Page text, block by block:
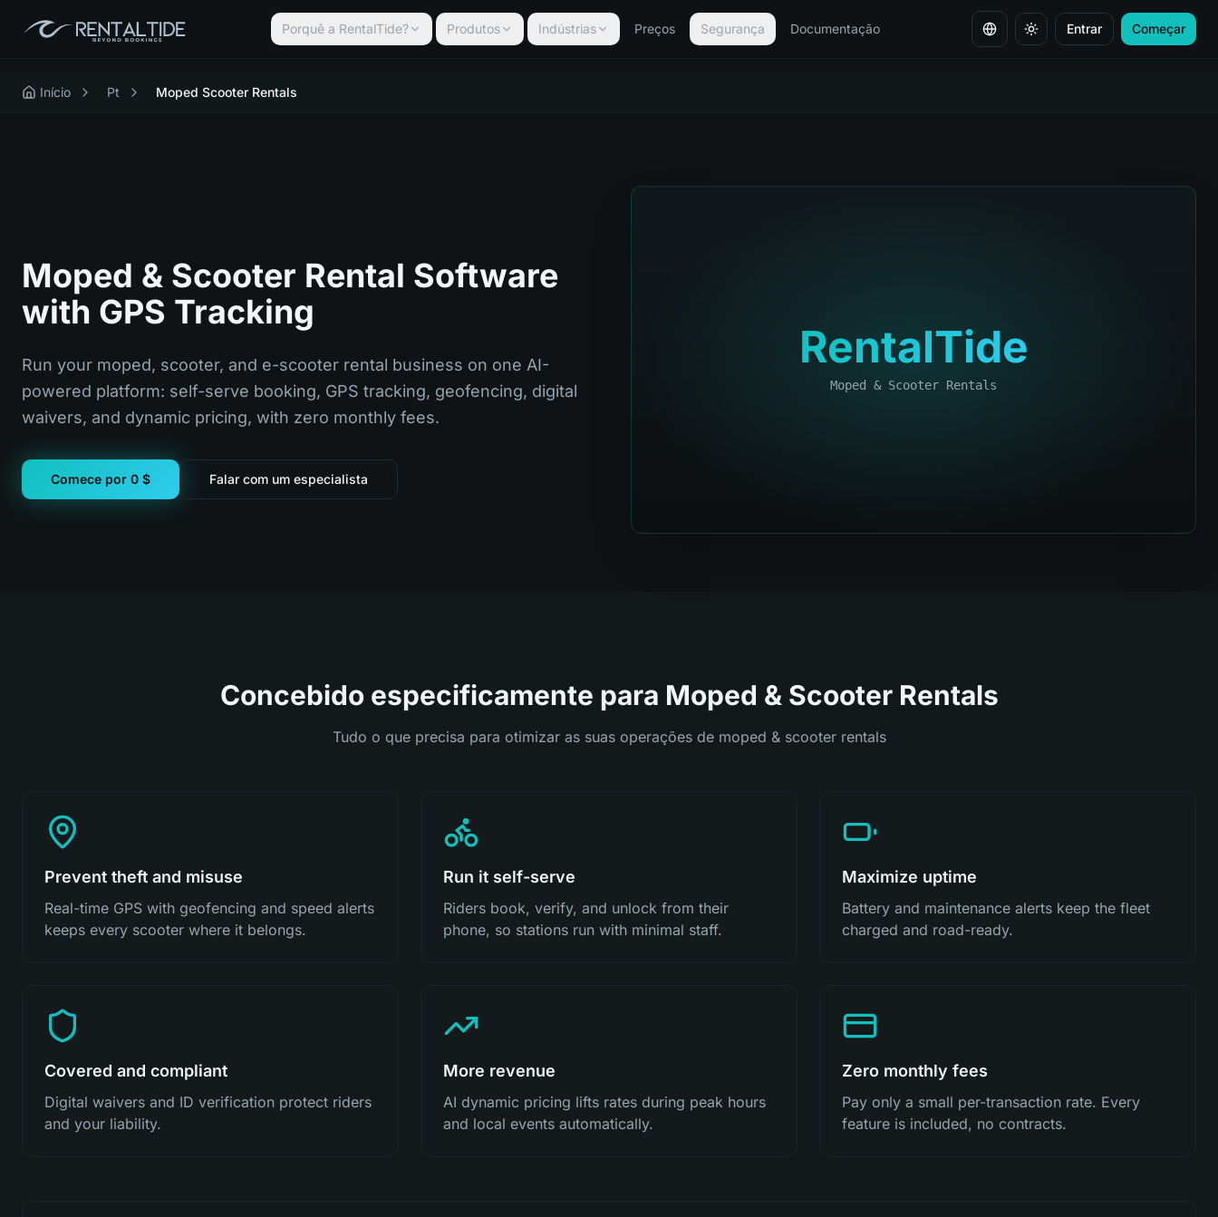
Porquê a RentalTide? Produtos Indústrias Preços Segurança Documentação Mudar de idioma
Entrar Começar
Início Pt Moped Scooter Rentals
Moped & Scooter Rental Software
with GPS Tracking
Run your moped, scooter, and e-scooter rental business on one AI-
powered platform: self-serve booking, GPS tracking, geofencing, digital
waivers, and dynamic pricing, with zero monthly fees.
Comece por 0 $ Falar com um especialista
RentalTide
Moped & Scooter Rentals
Concebido especificamente para Moped & Scooter Rentals
Tudo o que precisa para otimizar as suas operações de moped & scooter rentals
Prevent theft and misuse
Real-time GPS with geofencing and speed alerts
keeps every scooter where it belongs.
Run it self-serve
Riders book, verify, and unlock from their
phone, so stations run with minimal staff.
Maximize uptime
Battery and maintenance alerts keep the fleet
charged and road-ready.
Covered and compliant
Digital waivers and ID verification protect riders
and your liability.
More revenue
AI dynamic pricing lifts rates during peak hours
and local events automatically.
Zero monthly fees
Pay only a small per-transaction rate. Every
feature is included, no contracts.